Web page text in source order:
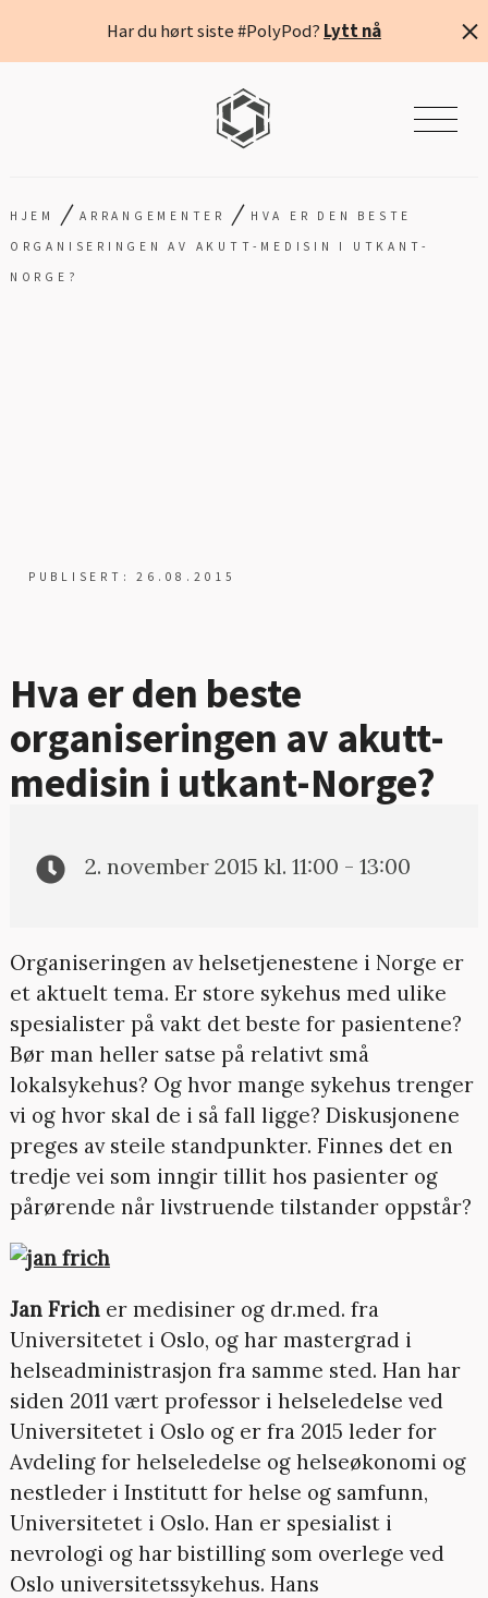
Har du hørt siste #PolyPod? Lytt nå
HJEM /ARRANGEMENTER / HVA ER DEN BESTE
ORGANISERINGEN AV AKUTT-MEDISIN I UTKANT-
NORGE?
PUBLISERT: 26.08.2015
Hva er den beste
organiseringen av akutt-
medisin i utkant-Norge?
2. november 2015 kl. 11:00 - 13:00
Organiseringen av helsetjenestene i Norge er
et aktuelt tema. Er store sykehus med ulike
spesialister på vakt det beste for pasientene?
Bør man heller satse på relativt små
lokalsykehus? Og hvor mange sykehus trenger
vi og hvor skal de i så fall ligge? Diskusjonene
preges av steile standpunkter. Finnes det en
tredje vei som inngir tillit hos pasienter og
pårørende når livstruende tilstander oppstår?
Jan Fricher medisiner og dr.med. fra
Universitetet i Oslo, og har mastergrad i
helseadministrasjon fra samme sted. Han har
siden 2011 vært professor i helseledelse ved
Universitetet i Oslo og er fra 2015 leder for
Avdeling for helseledelse og helseøkonomi og
nestleder i Institutt for helse og samfunn,
Universitetet i Oslo. Han er spesialist i
nevrologi og har bistilling som overlege ved
Oslo universitetssykehus. Hans